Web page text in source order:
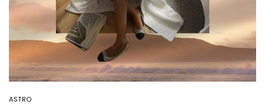
ASTRO